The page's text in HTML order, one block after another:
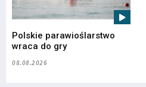
Polskie parawioślarstwo
wraca do gry
08.08.2026